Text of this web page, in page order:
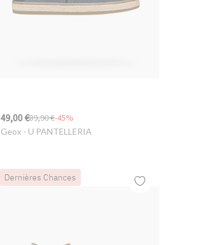
49,00 €89,90 €-45%
Geox- U PANTELLERIA
Dernières Chances